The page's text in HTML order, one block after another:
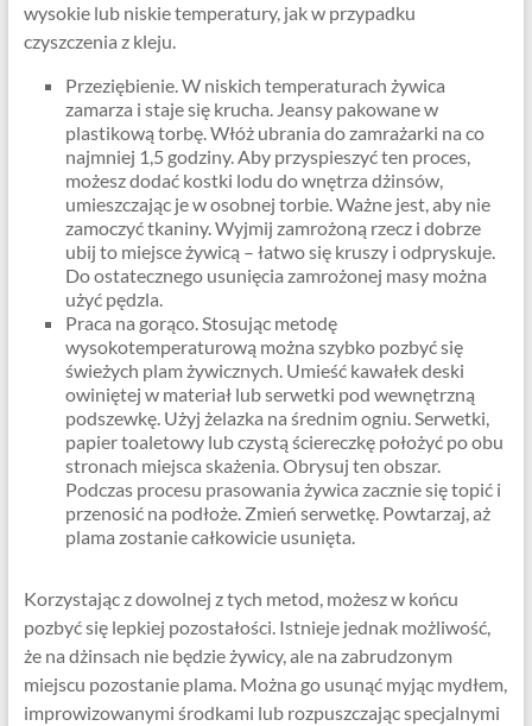
wysokie lub niskie temperatury, jak w przypadku
czyszczenia z kleju.
Przeziębienie. W niskich temperaturach żywica
zamarza i staje się krucha. Jeansy pakowane w
plastikową torbę. Włóż ubrania do zamrażarki na co
najmniej 1,5 godziny. Aby przyspieszyć ten proces,
możesz dodać kostki lodu do wnętrza dżinsów,
umieszczając je w osobnej torbie. Ważne jest, aby nie
zamoczyć tkaniny. Wyjmij zamrożoną rzecz i dobrze
ubij to miejsce żywicą – łatwo się kruszy i odpryskuje.
Do ostatecznego usunięcia zamrożonej masy można
użyć pędzla.
Praca na gorąco. Stosując metodę
wysokotemperaturową można szybko pozbyć się
świeżych plam żywicznych. Umieść kawałek deski
owiniętej w materiał lub serwetki pod wewnętrzną
podszewkę. Użyj żelazka na średnim ogniu. Serwetki,
papier toaletowy lub czystą ściereczkę położyć po obu
stronach miejsca skażenia. Obrysuj ten obszar.
Podczas procesu prasowania żywica zacznie się topić i
przenosić na podłoże. Zmień serwetkę. Powtarzaj, aż
plama zostanie całkowicie usunięta.
Korzystając z dowolnej z tych metod, możesz w końcu
pozbyć się lepkiej pozostałości. Istnieje jednak możliwość,
że na dżinsach nie będzie żywicy, ale na zabrudzonym
miejscu pozostanie plama. Można go usunąć myjąc mydłem,
improwizowanymi środkami lub rozpuszczając specjalnymi